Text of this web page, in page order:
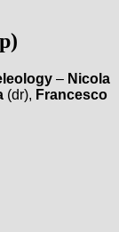
– Nicola
(dr), Francesco